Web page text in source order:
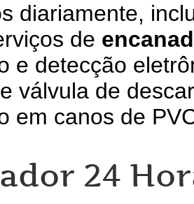
diariamente,
de
e detecção
válvula de
em canos de
24